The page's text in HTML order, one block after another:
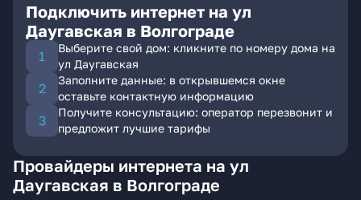
Подключить интернет на ул
Даугавская в Волгограде
Выберите свой дом: кликните по номеру дома на
ул Даугавская
Заполните данные: в открывшемся окне
оставьте контактную информацию
Получите консультацию: оператор перезвонит и
предложит лучшие тарифы
Провайдеры интернета на ул
Даугавская в Волгограде